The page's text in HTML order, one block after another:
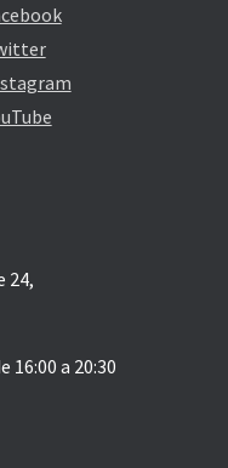
24,
16:00 a 20:30